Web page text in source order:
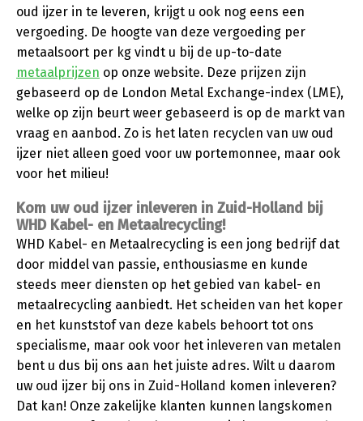
oud ijzer in te leveren, krijgt u ook nog eens een
vergoeding. De hoogte van deze vergoeding per
metaalsoort per kg vindt u bij de up-to-date
metaalprijzen op onze website. Deze prijzen zijn
gebaseerd op de London Metal Exchange-index (LME),
welke op zijn beurt weer gebaseerd is op de markt van
vraag en aanbod. Zo is het laten recyclen van uw oud
ijzer niet alleen goed voor uw portemonnee, maar ook
voor het milieu!
Kom uw oud ijzer inleveren in Zuid-Holland bij
WHD Kabel- en Metaalrecycling!
WHD Kabel- en Metaalrecycling is een jong bedrijf dat
door middel van passie, enthousiasme en kunde
steeds meer diensten op het gebied van kabel- en
metaalrecycling aanbiedt. Het scheiden van het koper
en het kunststof van deze kabels behoort tot ons
specialisme, maar ook voor het inleveren van metalen
bent u dus bij ons aan het juiste adres. Wilt u daarom
uw oud ijzer bij ons in Zuid-Holland komen inleveren?
Dat kan! Onze zakelijke klanten kunnen langskomen